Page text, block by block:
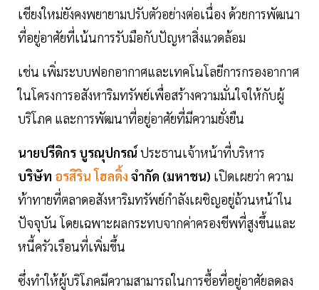
เชียงใหม่ยังคงพยายามปรับตัวอย่างต่อเนื่อง ด้วยการพัฒนา
ที่อยู่อาศัยที่เน้นการรับมือกับปัญหาสิ่งแวดล้อม
เช่น เพิ่มระบบฟอกอากาศและเทคโนโลยีการกรองอากาศ
ในโครงการอสังหาริมทรัพย์เพื่อสร้างความมั่นใจให้กับผู้
บริโภค และการพัฒนาที่อยู่อาศัยที่มีความยั่งยืน
นายปรีดิกร บูรณุปกรณ์ ประธานเจ้าหน้าที่บริหาร
บริษัท อรสิริน โฮลดิ้ง จำกัด (มหาชน) เปิดเผยว่า ความ
ท้าทายที่ตลาดอสังหาริมทรัพย์กำลังเผชิญอยู่ถ้วนหน้าใน
ปัจจุบัน โดยเฉพาะผลกระทบจากค่าครองชีพที่สูงขึ้นและ
หนี้ครัวเรือนที่เพิ่มขึ้น
ซึ่งทำให้ผู้บริโภคมีความสามารถในการซื้อที่อยู่อาศัยลดลง